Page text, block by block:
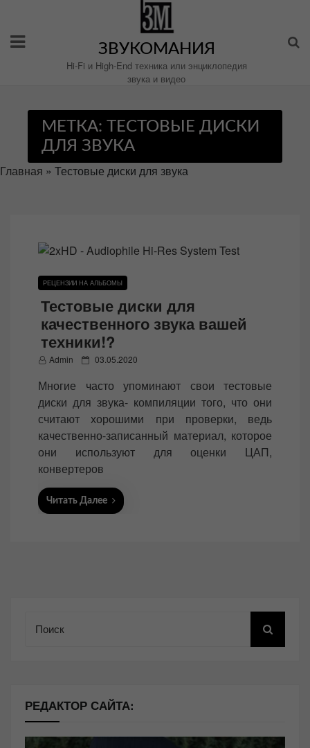
содержимому
ЗВУКОМАНИЯ
Hi-Fi и High-End техника или энциклопедия
звука и видео
МЕТКА: ТЕСТОВЫЕ ДИСКИ
ДЛЯ ЗВУКА
Главная » Тестовые диски для звука
РЕЦЕНЗИИ НА АЛЬБОМЫ
Тестовые диски для
качественного звука вашей
техники!?
Admin
P
s
t
e
d
o
n
03.05.2020
Многие часто упоминают свои тестовые
диски для звука- компиляции того, что они
считают хорошими при проверки, ведь
качественно-записанный материал, которое
они используют для оценки ЦАП,
конвертеров
Читать Далее
РЕДАКТОР САЙТА: